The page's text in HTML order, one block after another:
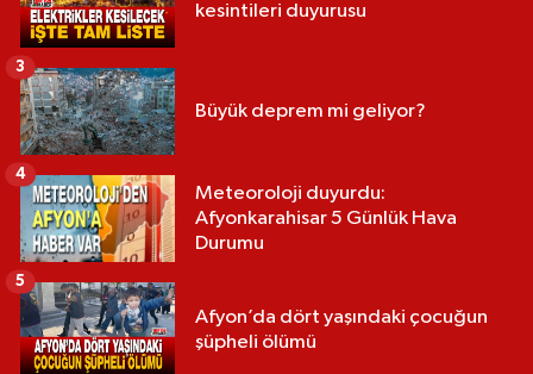
kesintileri duyurusu
Büyük deprem mi geliyor?
3
Meteoroloji duyurdu:
Afyonkarahisar 5 Günlük Hava
Durumu
4
Afyon’da dört yaşındaki çocuğun
şüpheli ölümü
5